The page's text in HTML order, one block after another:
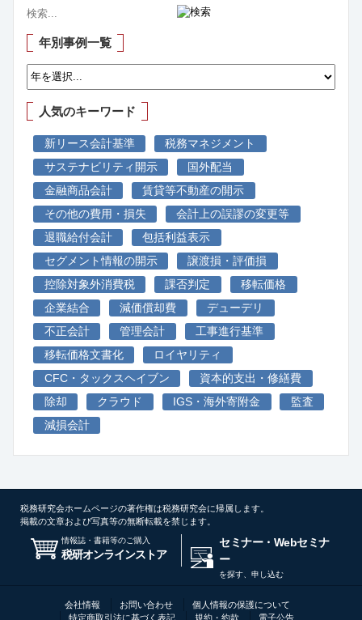
年別事例一覧
人気のキーワード
新リース会計基準
税務マネジメント
サステナビリティ開示
国外配当
金融商品会計
賃貸等不動産の開示
その他の費用・損失
会計上の誤謬の変更等
退職給付会計
包括利益表示
セグメント情報の開示
譲渡損・評価損
控除対象外消費税
課否判定
移転価格
企業結合
減価償却費
デューデリ
不正会計
管理会計
工事進行基準
移転価格文書化
ロイヤリティ
CFC・タックスヘイブン
資本的支出・修繕費
除却
クラウド IGS・海外寄附金
監査
減損会計
税務研究会ホームページの著作権は税務研究会に帰属します。
掲載の文章および写真等の無断転載を禁じます。
情報誌・書籍等のご購入
税研オンラインストア
セミナー・Webセミナ
ー
を探す、申し込む
会社情報 お問い合わせ
個人情報の保護について
特定商取引法に基づく表記
規約・約款 電子公告